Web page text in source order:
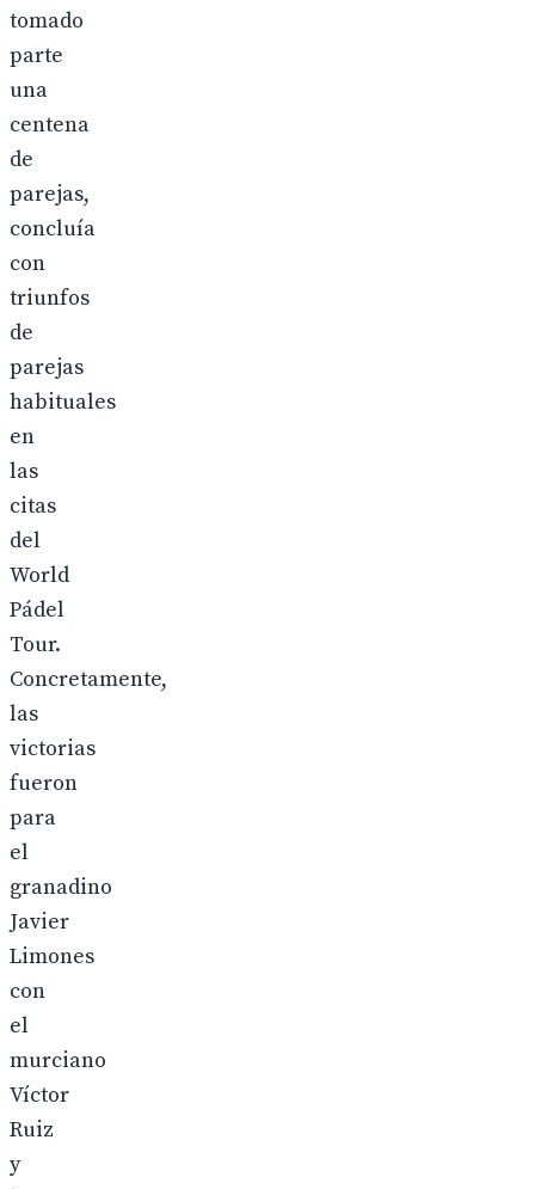
tomado
parte
una
centena
de
parejas,
concluía
con
triunfos
de
parejas
habituales
en
las
citas
del
World
Pádel
Tour.
Concretamente,
las
victorias
fueron
para
el
granadino
Javier
Limones
con
el
murciano
Víctor
Ruiz
y